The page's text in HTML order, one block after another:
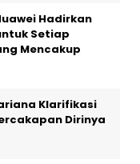
Hadirkan
Setiap
Mencakup
Klarifikasi
Dirinya